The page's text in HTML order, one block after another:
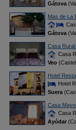
Gátova
Mas de La
Gátova
Casa
Casa
Veo
Hotel
Hotel
Suera
Casa
Casa
Ayódar